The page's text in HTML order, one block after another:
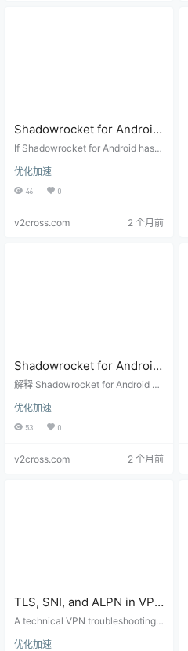
Shadowrocket for Android
Has No Visible Logs?
Routing, Nodes, and VPN
Permissions
If Shadowrocket for Android has n
DNS leak checks, rule isolation, n
ode comparison, and Android VPN
优化加速
46 0
v2cross.com 2 个月前
Shadowrocket for Android
后台运行不稳定怎么办？
略技术指南
解释 Shadowrocket for Android 在
效的原因，覆盖 VpnService、Andr
oid 电池优化、网络切换和保活设
优化加速
53 0
v2cross.com 2 个月前
TLS, SNI, and ALPN in VPN
Connections:
A technical VPN troubleshooting g
NI mismatch, ALPN negotiation, c
优化加速